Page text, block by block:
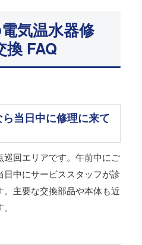
気温水器修
換 FAQ
当日中に修理に来て
回エリアです。午前中にご
中にサービススタッフが診
主要な交換部品や本体も近